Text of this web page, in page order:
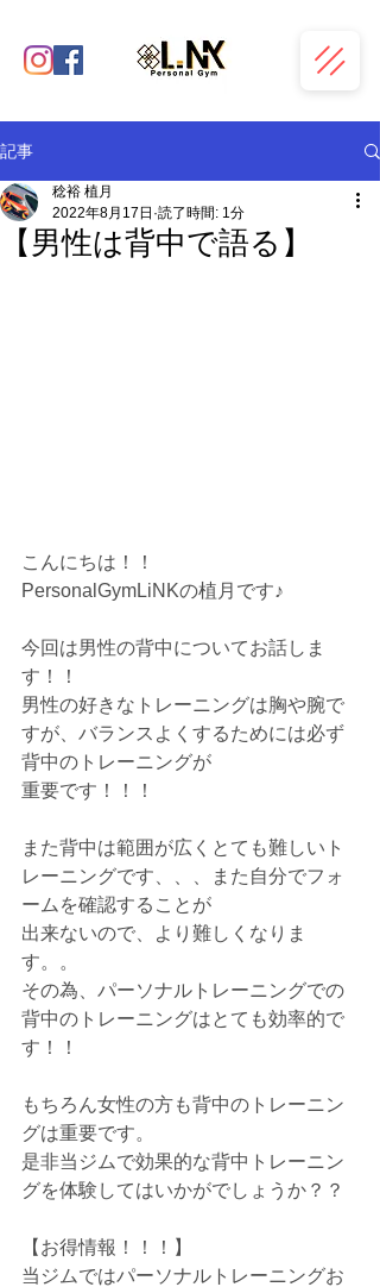
記事
【男性は背中で語る】
稔裕 植月
2022年8月17日 読了時間: 1分
こんにちは！！
PersonalGymLiNKの植月です♪
今回は男性の背中についてお話しま
す！！
男性の好きなトレーニングは胸や腕で
すが、バランスよくするためには必ず
背中のトレーニングが
重要です！！！
また背中は範囲が広くとても難しいト
レーニングです、、、また自分でフォ
ームを確認することが
出来ないので、より難しくなりま
す。。
その為、パーソナルトレーニングでの
背中のトレーニングはとても効率的で
す！！
もちろん女性の方も背中のトレーニン
グは重要です。
是非当ジムで効果的な背中トレーニン
グを体験してはいかがでしょうか？？
【お得情報！！！】
当ジムではパーソナルトレーニングお